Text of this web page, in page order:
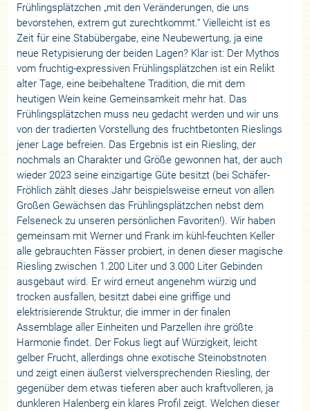
Frühlingsplätzchen „mit den Veränderungen, die uns
bevorstehen, extrem gut zurechtkommt.“ Vielleicht ist es
Zeit für eine Stabübergabe, eine Neubewertung, ja eine
neue Retypisierung der beiden Lagen? Klar ist: Der Mythos
vom fruchtig-expressiven Frühlingsplätzchen ist ein Relikt
alter Tage, eine beibehaltene Tradition, die mit dem
heutigen Wein keine Gemeinsamkeit mehr hat. Das
Frühlingsplätzchen muss neu gedacht werden und wir uns
von der tradierten Vorstellung des fruchtbetonten Rieslings
jener Lage befreien. Das Ergebnis ist ein Riesling, der
nochmals an Charakter und Größe gewonnen hat, der auch
wieder 2023 seine einzigartige Güte besitzt (bei Schäfer-
Fröhlich zählt dieses Jahr beispielsweise erneut von allen
Großen Gewächsen das Frühlingsplätzchen nebst dem
Felseneck zu unseren persönlichen Favoriten!). Wir haben
gemeinsam mit Werner und Frank im kühl-feuchten Keller
alle gebrauchten Fässer probiert, in denen dieser magische
Riesling zwischen 1.200 Liter und 3.000 Liter Gebinden
ausgebaut wird. Er wird erneut angenehm würzig und
trocken ausfallen, besitzt dabei eine griffige und
elektrisierende Struktur, die immer in der finalen
Assemblage aller Einheiten und Parzellen ihre größte
Harmonie findet. Der Fokus liegt auf Würzigkeit, leicht
gelber Frucht, allerdings ohne exotische Steinobstnoten
und zeigt einen äußerst vielversprechenden Riesling, der
gegenüber dem etwas tieferen aber auch kraftvolleren, ja
dunkleren Halenberg ein klares Profil zeigt. Welchen dieser